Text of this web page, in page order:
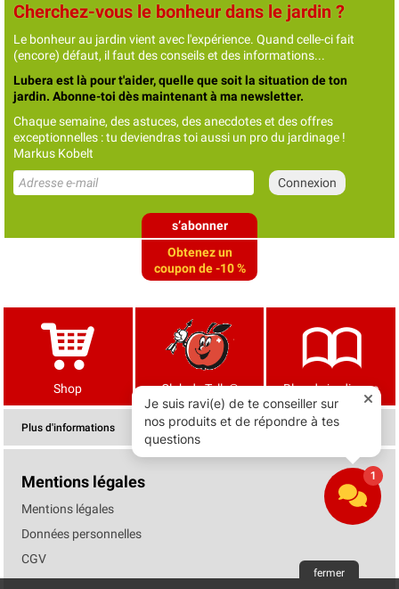
Cherchez-vous le bonheur dans le jardin ?
Le bonheur au jardin vient avec l'expérience. Quand celle-ci fait
(encore) défaut, il faut des conseils et des informations...
Lubera est là pour t'aider, quelle que soit la situation de ton
jardin. Abonne-toi dès maintenant à ma newsletter.
Chaque semaine, des astuces, des anecdotes et des offres
exceptionnelles : tu deviendras toi aussi un pro du jardinage !
Markus Kobelt
s’abonner
Obtenez un
coupon de -10 %
Shop Club de Tells® Blog de jardinage
Plus d'informations
Mentions légales
Mentions légales
Données personnelles
CGV
fermer